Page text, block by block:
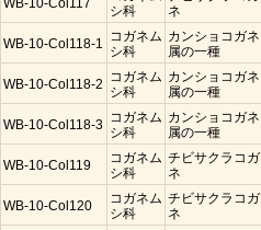
WB-10-Col117
シ科
ネ
WB-10-Col118-1 コガネム
シ科
カンショコガネ
属の一種
WB-10-Col118-2 コガネム
シ科
カンショコガネ
属の一種
WB-10-Col118-3 コガネム
シ科
カンショコガネ
属の一種
WB-10-Col119
コガネム
シ科
チビサクラコガ
ネ
WB-10-Col120
コガネム
シ科
チビサクラコガ
ネ